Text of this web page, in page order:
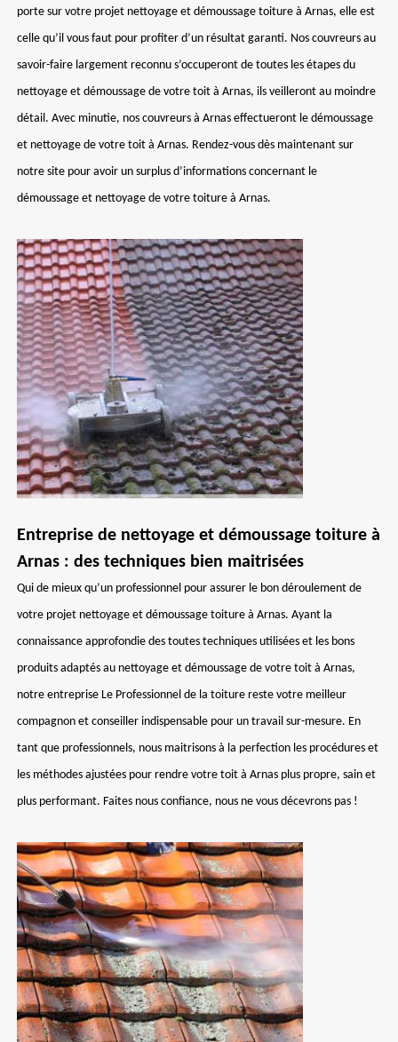
porte sur votre projet nettoyage et démoussage toiture à Arnas, elle est
celle qu’il vous faut pour profiter d’un résultat garanti. Nos couvreurs au
savoir-faire largement reconnu s’occuperont de toutes les étapes du
nettoyage et démoussage de votre toit à Arnas, ils veilleront au moindre
détail. Avec minutie, nos couvreurs à Arnas effectueront le démoussage
et nettoyage de votre toit à Arnas. Rendez-vous dès maintenant sur
notre site pour avoir un surplus d’informations concernant le
démoussage et nettoyage de votre toiture à Arnas.
Entreprise de nettoyage et démoussage toiture à
Arnas : des techniques bien maitrisées
Qui de mieux qu’un professionnel pour assurer le bon déroulement de
votre projet nettoyage et démoussage toiture à Arnas. Ayant la
connaissance approfondie des toutes techniques utilisées et les bons
produits adaptés au nettoyage et démoussage de votre toit à Arnas,
notre entreprise Le Professionnel de la toiture reste votre meilleur
compagnon et conseiller indispensable pour un travail sur-mesure. En
tant que professionnels, nous maitrisons à la perfection les procédures et
les méthodes ajustées pour rendre votre toit à Arnas plus propre, sain et
plus performant. Faites nous confiance, nous ne vous décevrons pas !